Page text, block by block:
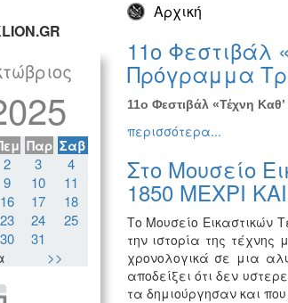
Αρχική
Παρ Σαβ
2 3
4
9 10
11
16 17
18
23 24
25
30
31
>>
11ο Φεστιβάλ
Πρόγραμμα
11ο Φεστιβάλ «Τέχνη
περισσότερα...
Στο Μουσείο
1850 ΜΕΧΡΙ
Το Μουσείο Εικαστικών
την ιστορία της
χρονολογικά σε μια
αποδείξει ότι δεν
τα δημιούργησαν και